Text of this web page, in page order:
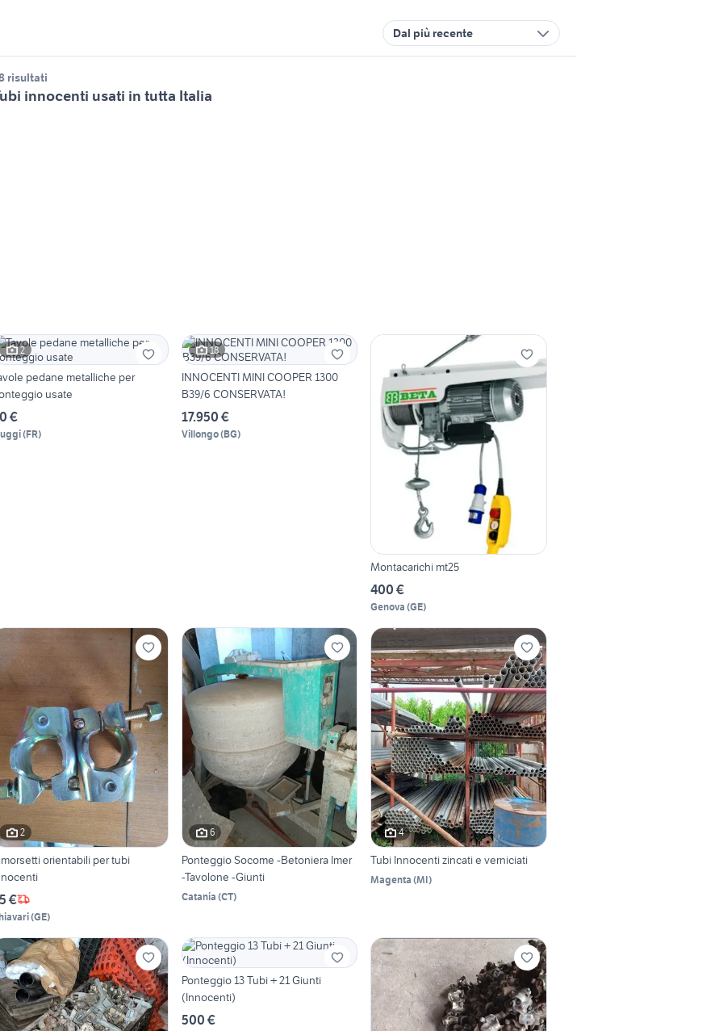
Dal più recente
risultati
innocenti usati in tutta Italia
2
pedane metalliche per
usate
€
(FR)
18
INNOCENTI MINI COOPER 1300
B39/6 CONSERVATA!
17.950 €
Villongo(BG)
Montacarichi mt25
400 €
Genova (GE)
2
orientabili per tubi
€
(GE)
6
Ponteggio Socome -Betoniera Imer
-Tavolone -Giunti
Catania (CT)
4
Tubi Innocenti zincati e verniciati
Magenta (MI)
Ponteggio 13 Tubi + 21 Giunti
(Innocenti)
500 €